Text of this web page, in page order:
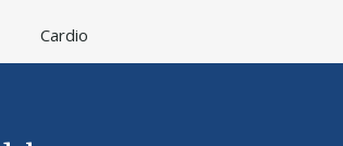
Cardio